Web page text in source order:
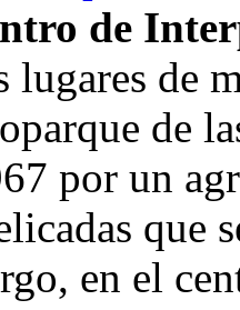
de
lugares de
de
por un
que
en el